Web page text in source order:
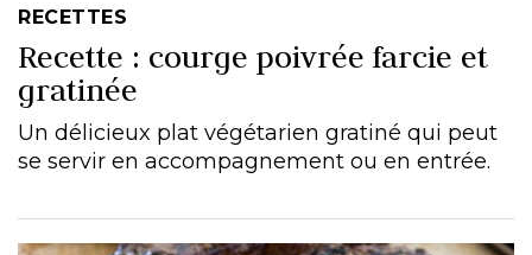
RECETTES
Recette : courge poivrée farcie et
gratinée
Un délicieux plat végétarien gratiné qui peut
se servir en accompagnement ou en entrée.